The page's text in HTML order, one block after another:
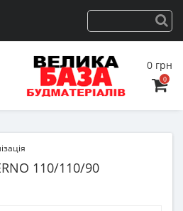
0 грн
0
110/110/90